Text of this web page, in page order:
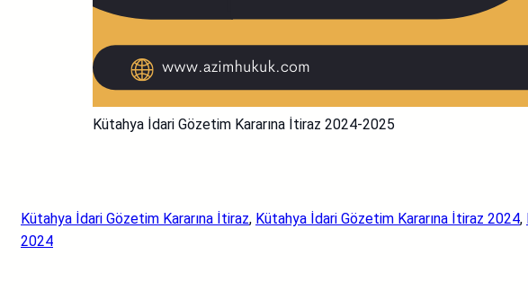
Kütahya İdari Gözetim Kararına İtiraz 2024-2025
Kütahya İdari Gözetim Kararına İtiraz, Kütahya İdari Gözetim Kararına İtiraz 2024,
2024